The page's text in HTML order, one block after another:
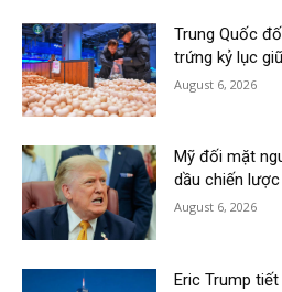
Trung Quốc
trứng kỷ lục
August 6, 2026
Mỹ đối mặt
dầu chiến
August 6, 2026
Eric Trump